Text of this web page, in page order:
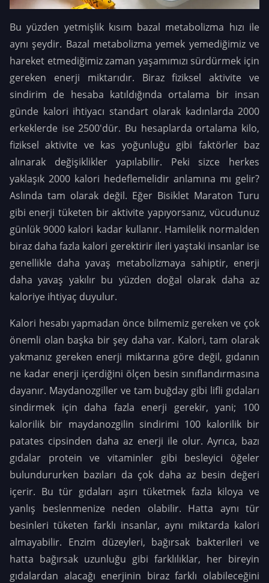
Bu yüzden yetmişlik kısım bazal metabolizma hızı ile
aynı şeydir. Bazal metabolizma yemek yemediğimiz ve
hareket etmediğimiz zaman yaşamımızı sürdürmek için
gereken enerji miktarıdır. Biraz fiziksel aktivite ve
sindirim de hesaba katıldığında ortalama bir insan
günde kalori ihtiyacı standart olarak kadınlarda 2000
erkeklerde ise 2500'dür. Bu hesaplarda ortalama kilo,
fiziksel aktivite ve kas yoğunluğu gibi faktörler baz
alınarak değişiklikler yapılabilir. Peki sizce herkes
yaklaşık 2000 kalori hedeflemelidir anlamına mı gelir?
Aslında tam olarak değil. Eğer Bisiklet Maraton Turu
gibi enerji tüketen bir aktivite yapıyorsanız, vücudunuz
günlük 9000 kalori kadar kullanır. Hamilelik normalden
biraz daha fazla kalori gerektirir ileri yaştaki insanlar ise
genellikle daha yavaş metabolizmaya sahiptir, enerji
daha yavaş yakılır bu yüzden doğal olarak daha az
kaloriye ihtiyaç duyulur.
Kalori hesabı yapmadan önce bilmemiz gereken ve çok
önemli olan başka bir şey daha var. Kalori, tam olarak
yakmanız gereken enerji miktarına göre değil, gıdanın
ne kadar enerji içerdiğini ölçen besin sınıflandırmasına
dayanır. Maydanozgiller ve tam buğday gibi lifli gıdaları
sindirmek için daha fazla enerji gerekir, yani; 100
kalorilik bir maydanozgilin sindirimi 100 kalorilik bir
patates cipsinden daha az enerji ile olur. Ayrıca, bazı
gıdalar protein ve vitaminler gibi besleyici öğeler
bulundururken bazıları da çok daha az besin değeri
içerir. Bu tür gıdaları aşırı tüketmek fazla kiloya ve
yanlış beslenmenize neden olabilir. Hatta aynı tür
besinleri tüketen farklı insanlar, aynı miktarda kalori
almayabilir. Enzim düzeyleri, bağırsak bakterileri ve
hatta bağırsak uzunluğu gibi farklılıklar, her bireyin
gıdalardan alacağı enerjinin biraz farklı olabileceğini